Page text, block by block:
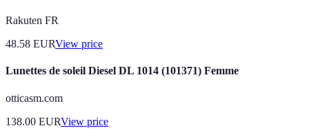
Rakuten FR
48.58 EURView price
Lunettes de soleil Diesel DL 1014 (101371) Femme
otticasm.com
138.00 EURView price